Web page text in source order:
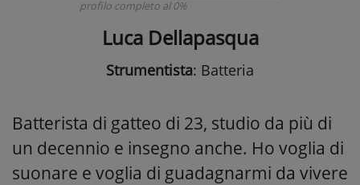
profilo completo al 0%
Luca Dellapasqua
Strumentista: Batteria
Batterista di gatteo di 23, studio da più di
un decennio e insegno anche. Ho voglia di
suonare e voglia di guadagnarmi da vivere